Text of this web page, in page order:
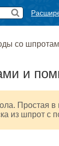
со
и
Простая в
из шпрот с